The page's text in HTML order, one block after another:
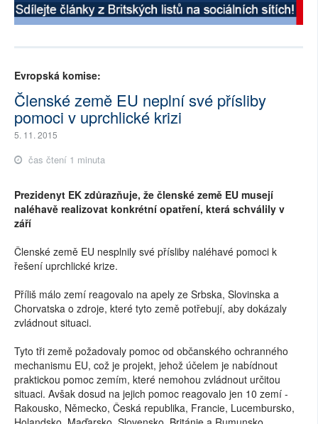
Evropská komise:
Členské země EU neplní své přísliby
pomoci v uprchlické krizi
5. 11. 2015
čas čtení 1 minuta
Prezidenyt EK zdůrazňuje, že členské země EU musejí
naléhavě realizovat konkrétní opatření, která schválily v
září
Členské země EU nesplnily své přísliby naléhavé pomoci k
řešení uprchlické krize.
Příliš málo zemí reagovalo na apely ze Srbska, Slovinska a
Chorvatska o zdroje, které tyto země potřebují, aby dokázaly
zvládnout situaci.
Tyto tři země požadovaly pomoc od občanského ochranného
mechanismu EU, což je projekt, jehož účelem je nabídnout
praktickou pomoc zemím, které nemohou zvládnout určitou
situaci. Avšak dosud na jejich pomoc reagovalo jen 10 zemí -
Rakousko, Německo, Česká republika, Francie, Lucembursko,